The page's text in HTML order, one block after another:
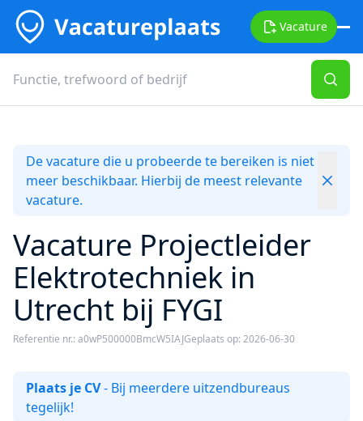
Vacature
De vacature die u probeerde te bereiken is niet
meer beschikbaar. Hierbij de meest relevante
vacature.
Vacature Projectleider
Elektrotechniek in
Utrecht bij FYGI
Referentie nr.: a0wP500000BmcW5IAJGeplaats op: 2026-06-30
Plaats je CV- Bij meerdere uitzendbureaus
tegelijk!